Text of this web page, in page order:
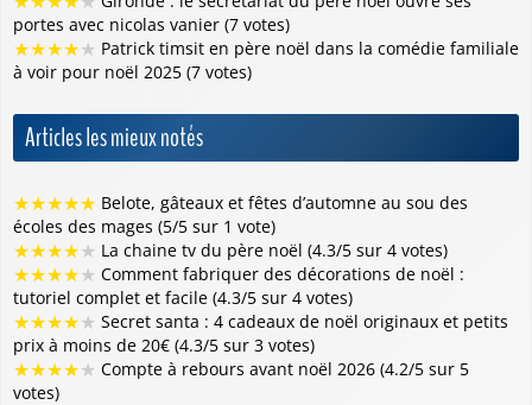
portes avec nicolas vanier (7 votes)
★★★★★ Patrick timsit en père noël dans la comédie familiale
à voir pour noël 2025 (7 votes)
Articles les mieux notés
★★★★★ Belote, gâteaux et fêtes d’automne au sou des
écoles des mages (5/5 sur 1 vote)
★★★★★ La chaine tv du père noël (4.3/5 sur 4 votes)
★★★★★ Comment fabriquer des décorations de noël :
tutoriel complet et facile (4.3/5 sur 4 votes)
★★★★★ Secret santa : 4 cadeaux de noël originaux et petits
prix à moins de 20€ (4.3/5 sur 3 votes)
★★★★★ Compte à rebours avant noël 2026 (4.2/5 sur 5
votes)